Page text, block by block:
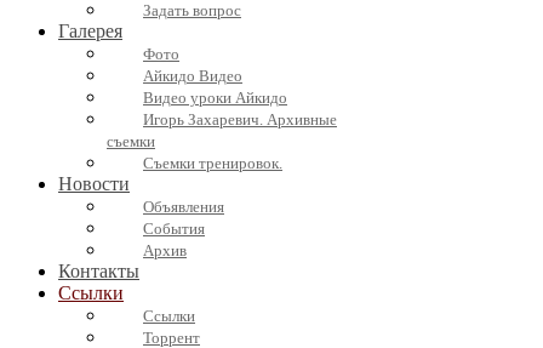
Задать вопрос
Галерея
Фото
Айкидо Видео
Видео уроки Айкидо
Игорь Захаревич. Архивные
съемки
Съемки тренировок.
Новости
Объявления
События
Архив
Контакты
Ссылки
Ссылки
Торрент